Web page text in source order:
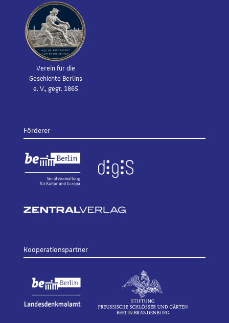
Verein für die
Geschichte Berlins
e. V., gegr. 1865
Förderer
Kooperationspartner